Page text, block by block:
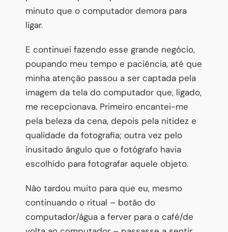
minuto que o computador demora para
ligar.
E continuei fazendo esse grande negócio,
poupando meu tempo e paciência, até que
minha atenção passou a ser captada pela
imagem da tela do computador que, ligado,
me recepcionava. Primeiro encantei-me
pela beleza da cena, depois pela nitidez e
qualidade da fotografia; outra vez pelo
inusitado ângulo que o fotógrafo havia
escolhido para fotografar aquele objeto.
Não tardou muito para que eu, mesmo
continuando o ritual – botão do
computador/água a ferver para o café/de